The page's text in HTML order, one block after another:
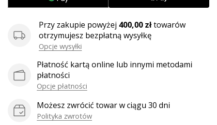
do
ambasador
Weplayhandball
Pokaż
Przy zakupie powyżej 400,00 złtowarów
otrzymujesz bezpłatną wysyłkę
Opcje wysyłki
Płatność kartą online lub innymi metodami
płatności
Opcje płatności
Możesz zwrócić towar w ciągu 30 dni
Polityka zwrotów